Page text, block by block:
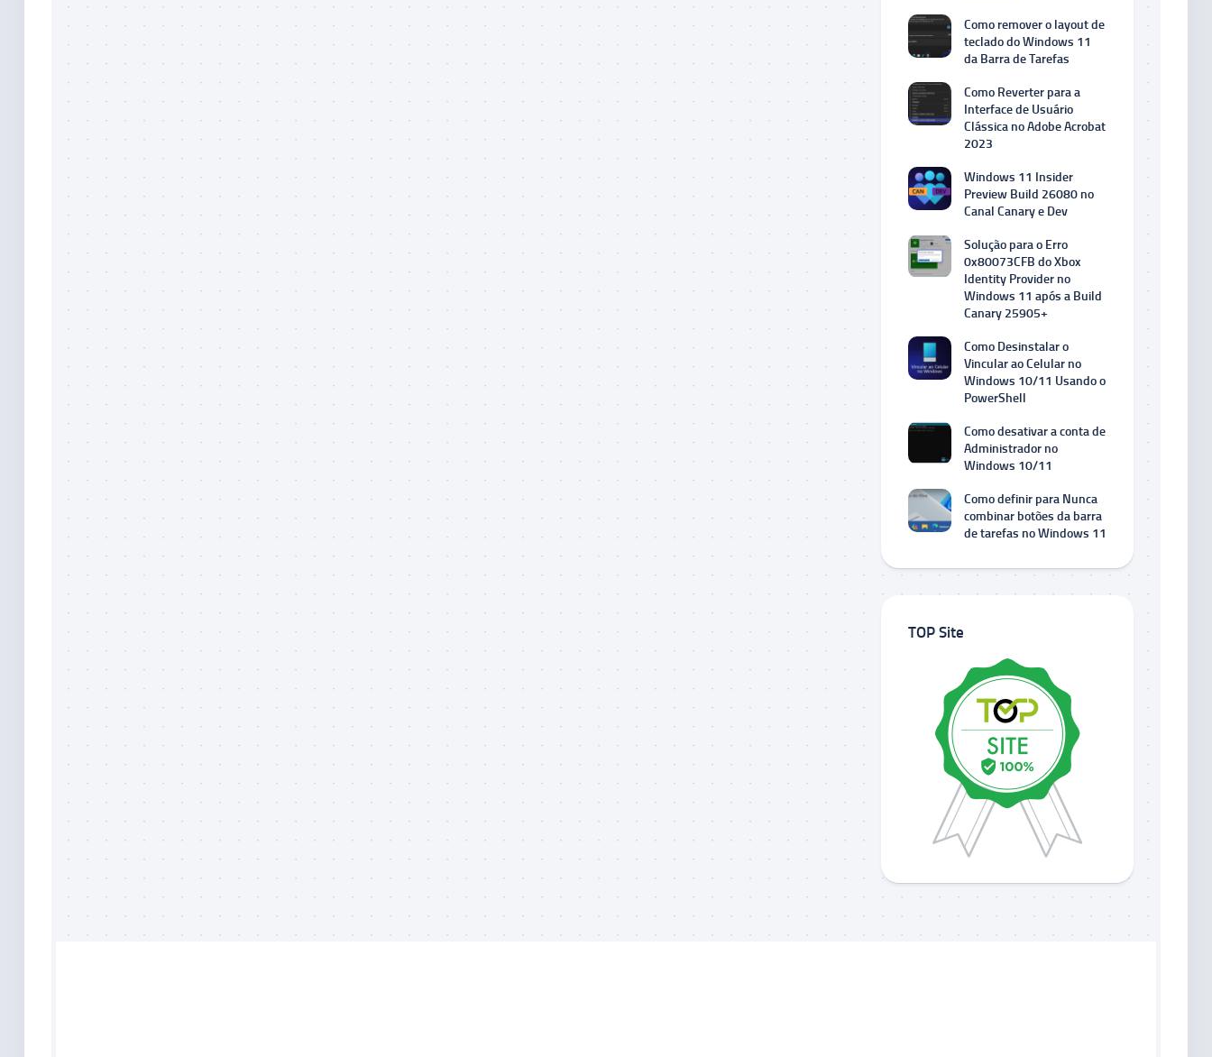
Como remover o layout de
teclado do Windows 11
da Barra de Tarefas
Como Reverter para a
Interface de Usuário
Clássica no Adobe Acrobat
2023
Windows 11 Insider
Preview Build 26080 no
Canal Canary e Dev
Solução para o Erro
0x80073CFB do Xbox
Identity Provider no
Windows 11 após a Build
Canary 25905+
Como Desinstalar o
Vincular ao Celular no
Windows 10/11 Usando o
PowerShell
Como desativar a conta de
Administrador no
Windows 10/11
Como definir para Nunca
combinar botões da barra
de tarefas no Windows 11
TOP Site